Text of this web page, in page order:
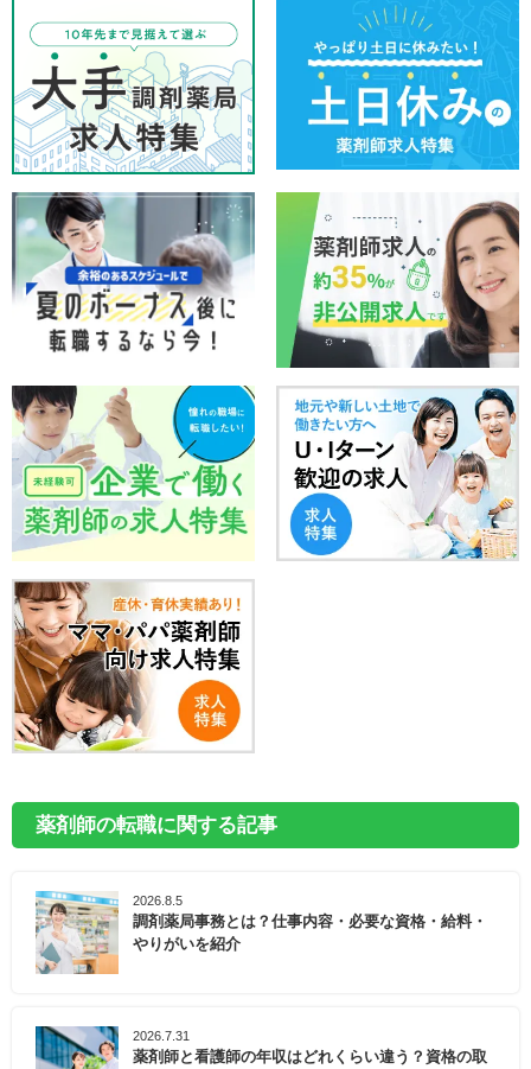
薬剤師の転職に関する記事
2026.8.5
調剤薬局事務とは？仕事内容・必要な資格・給料・
やりがいを紹介
2026.7.31
薬剤師と看護師の年収はどれくらい違う？資格の取